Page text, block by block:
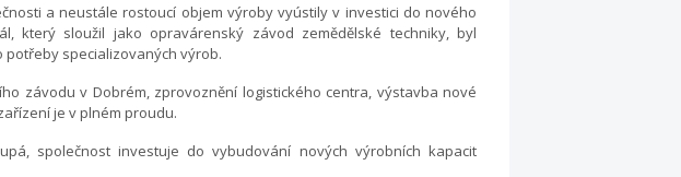
a neustále rostoucí objem výroby vyústily v investici do nového
který sloužil jako opravárenský závod zemědělské techniky, byl
specializovaných výrob.
závodu v Dobrém, zprovoznění logistického centra, výstavba nové
je v plném proudu.
společnost investuje do vybudování nových výrobních kapacit